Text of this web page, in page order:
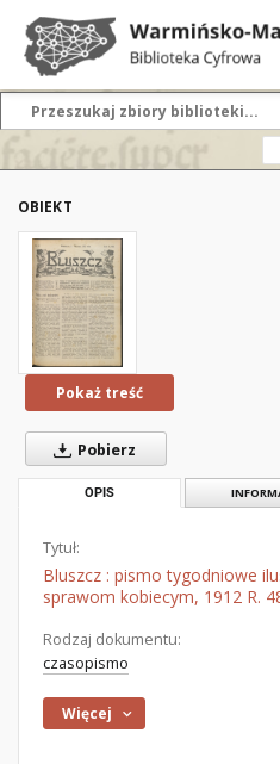
OBIEKT
Pokaż treść
Pobierz
OPIS
Tytuł:
Bluszcz : pismo tygodniowe
sprawom kobiecym, 1912 R.
Rodzaj dokumentu:
czasopismo
Więcej